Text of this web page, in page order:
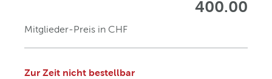
400.00
Mitglieder-Preis in CHF
Zur Zeit nicht bestellbar